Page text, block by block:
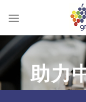
容
助力